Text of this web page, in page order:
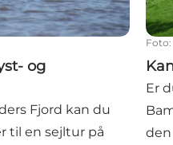
og
Fjord kan du
til en sejltur på
Foto:
Er